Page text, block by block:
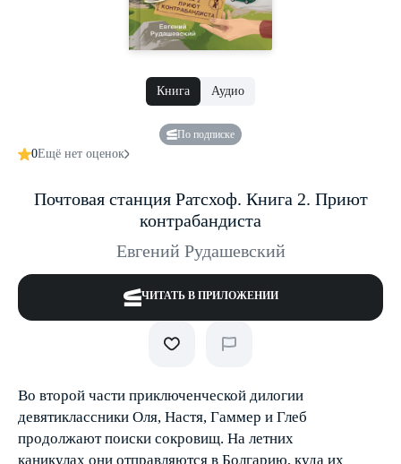
Книга Аудио
По подписке
0Ещё нет оценок
Почтовая станция Ратсхоф. Книга 2. Приют
контрабандиста
Евгений Рудашевский
ЧИТАТЬ В ПРИЛОЖЕНИИ
Во второй части приключенческой дилогии
девятиклассники Оля, Настя, Гаммер и Глеб
продолжают поиски сокровищ. На летних
каникулах они отправляются в Болгарию, куда их